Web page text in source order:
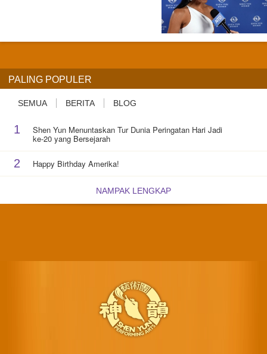
PALING POPULER
SEMUA BERITA BLOG
1 Shen Yun Menuntaskan Tur Dunia Peringatan Hari Jadi
ke-20 yang Bersejarah
2 Happy Birthday Amerika!
NAMPAK LENGKAP